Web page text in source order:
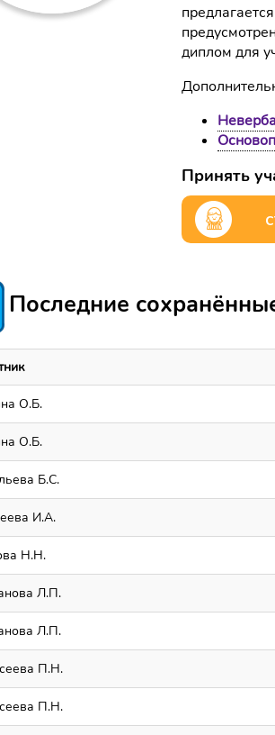
диплом для
Принять
Последние
О.Б.
О.Б.
Б.С.
И.А.
Н.Н.
Л.П.
Л.П.
П.Н.
П.Н.